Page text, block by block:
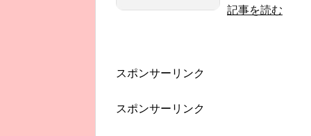
記事を読む
スポンサーリンク
スポンサーリンク